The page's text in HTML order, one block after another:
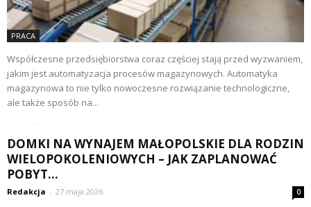
PRACA
Współczesne przedsiębiorstwa coraz częściej stają przed wyzwaniem,
jakim jest automatyzacja procesów magazynowych. Automatyka
magazynowa to nie tylko nowoczesne rozwiązanie technologiczne,
ale także sposób na...
DOMKI NA WYNAJEM MAŁOPOLSKIE DLA RODZIN
WIELOPOKOLENIOWYCH – JAK ZAPLANOWAĆ
POBYT...
Redakcja - 27 maja 2026 0